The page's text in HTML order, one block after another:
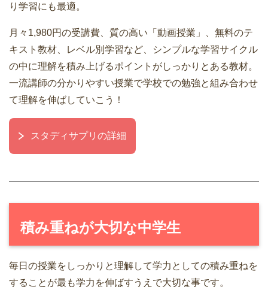
り学習にも最適。
月々1,980円の受講費、質の高い「動画授業」、無料のテ
キスト教材、レベル別学習など、シンプルな学習サイクル
の中に理解を積み上げるポイントがしっかりとある教材。
一流講師の分かりやすい授業で学校での勉強と組み合わせ
て理解を伸ばしていこう！
スタディサプリの詳細
積み重ねが大切な中学生
毎日の授業をしっかりと理解して学力としての積み重ねを
することが最も学力を伸ばすうえで大切な事です。